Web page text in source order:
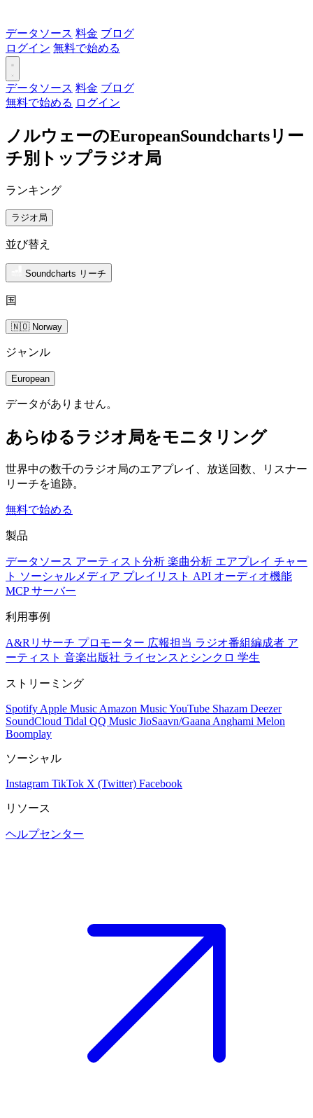
データソース 料金 ブログ
ログイン 無料で始める
データソース 料金 ブログ
無料で始める ログイン
ノルウェーのEuropeanSoundchartsリー
チ別トップラジオ局
ランキング
ラジオ局
並び替え
Soundcharts リーチ
国
🇳🇴 Norway
ジャンル
European
データがありません。
あらゆるラジオ局をモニタリング
世界中の数千のラジオ局のエアプレイ、放送回数、リスナー
リーチを追跡。
無料で始める
製品
データソース アーティスト分析 楽曲分析 エアプレイ チャー
ト ソーシャルメディア プレイリスト API オーディオ機能
MCP サーバー
利用事例
A&Rリサーチ プロモーター 広報担当 ラジオ番組編成者 ア
ーティスト 音楽出版社 ライセンスとシンクロ 学生
ストリーミング
Spotify Apple Music Amazon MusicYouTube Shazam Deezer
SoundCloud Tidal QQ Music JioSaavn/Gaana Anghami Melon
Boomplay
ソーシャル
Instagram TikTok X (Twitter) Facebook
リソース
ヘルプセンター